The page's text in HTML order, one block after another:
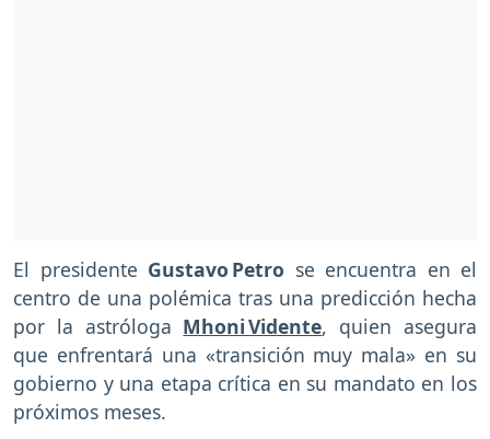
El presidente Gustavo Petro se encuentra en el
centro de una polémica tras una predicción hecha
por la astróloga Mhoni Vidente, quien asegura
que enfrentará una «transición muy mala» en su
gobierno y una etapa crítica en su mandato en los
próximos meses.